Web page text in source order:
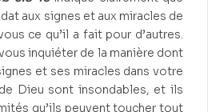
aux signes et aux miracles de
ce qu’il a fait pour d’autres.
inquiéter de la manière dont
et ses miracles dans votre
Dieu sont insondables, et ils
qu’ils peuvent toucher tout